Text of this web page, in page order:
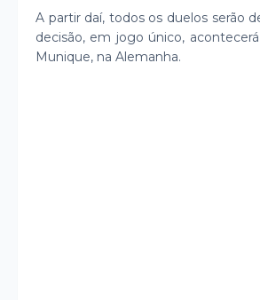
A partir daí, todos os duelos serão
decisão, em jogo único,
Munique, na Alemanha.